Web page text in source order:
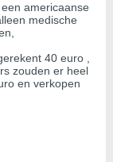
americaanse
medische
40 euro ,
zouden er heel
en verkopen